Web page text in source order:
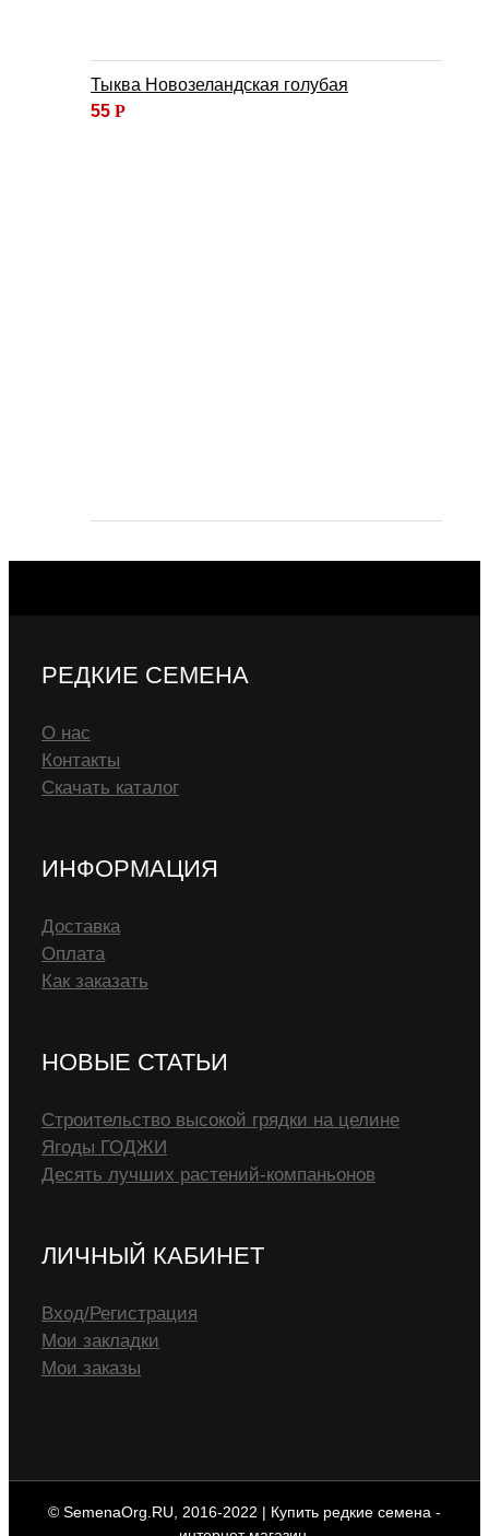
Тыква Новозеландская голубая
55 Р
РЕДКИЕ СЕМЕНА
О нас
Контакты
Скачать каталог
ИНФОРМАЦИЯ
Доставка
Оплата
Как заказать
НОВЫЕ СТАТЬИ
Строительство высокой грядки на целине
Ягоды ГОДЖИ
Десять лучших растений-компаньонов
ЛИЧНЫЙ КАБИНЕТ
Вход/Регистрация
Мои закладки
Мои заказы
© SemenaOrg.RU, 2016-2022 | Купить редкие семена -